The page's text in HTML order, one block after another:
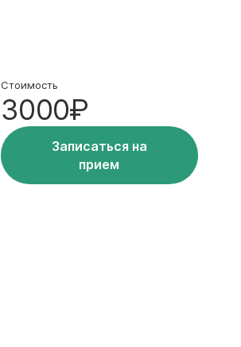
Стоимость
3000₽
Записаться на
прием